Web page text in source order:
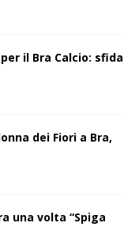
il Bra Calcio: sfida
dei Fiori a Bra,
una volta “Spiga